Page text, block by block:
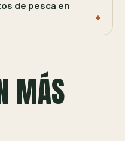
de pesca en
MÁS